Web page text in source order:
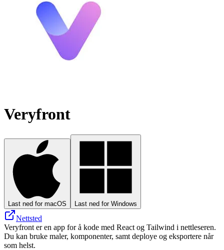
Veryfront
Last ned for macOS Last ned for Windows
Nettsted
Veryfront er en app for å kode med React og Tailwind i nettleseren.
Du kan bruke maler, komponenter, samt deploye og eksportere når
som helst.